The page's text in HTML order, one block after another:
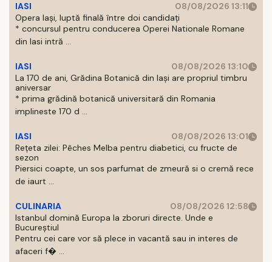
IASI
08/08/2026 13:11
Opera Iași, luptă finală între doi candidați
* concursul pentru conducerea Operei Nationale Romane
din Iasi intră ...
IASI
08/08/2026 13:10
La 170 de ani, Grădina Botanică din Iași are propriul timbru
aniversar
* prima grădină botanică universitară din Romania
implineste 170 d ...
IASI
08/08/2026 13:01
Rețeta zilei: Pêches Melba pentru diabetici, cu fructe de
sezon
Piersici coapte, un sos parfumat de zmeură si o cremă rece
de iaurt ...
CULINARIA
08/08/2026 12:58
Istanbul domină Europa la zboruri directe. Unde e
Bucureștiul
Pentru cei care vor să plece in vacantă sau in interes de
afaceri f� ...